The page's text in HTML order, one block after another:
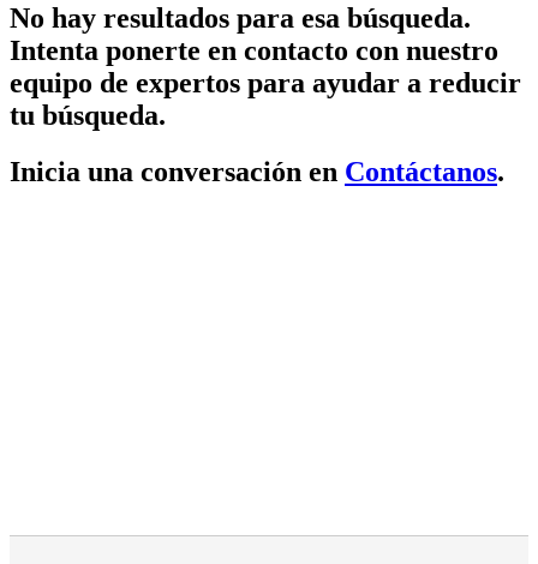
No hay resultados para esa búsqueda.
Intenta ponerte en contacto con nuestro
equipo de expertos para ayudar a reducir
tu búsqueda.
Inicia una conversación en Contáctanos.